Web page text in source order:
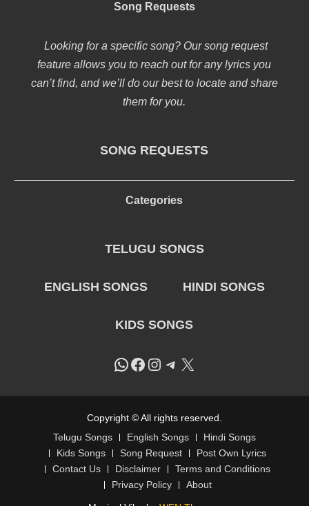
Song Requests
Looking for a specific song? Our song request
feature allows you to reach out for any lyrics you
can’t find, and we’ll do our best to locate and share
them for you.
SONG REQUESTS
Categories
TELUGU SONGS
ENGLISH SONGS HINDI SONGS
KIDS SONGS
WhatsApp
Facebook
Instagram
Telegram
X
Copyright © All rights reserved.
Telugu Songs
English Songs
Hindi Songs
Kids Songs
Song Request
Post Own Lyrics
Contact Us
Disclaimer
Terms and Conditions
Privacy Policy
About